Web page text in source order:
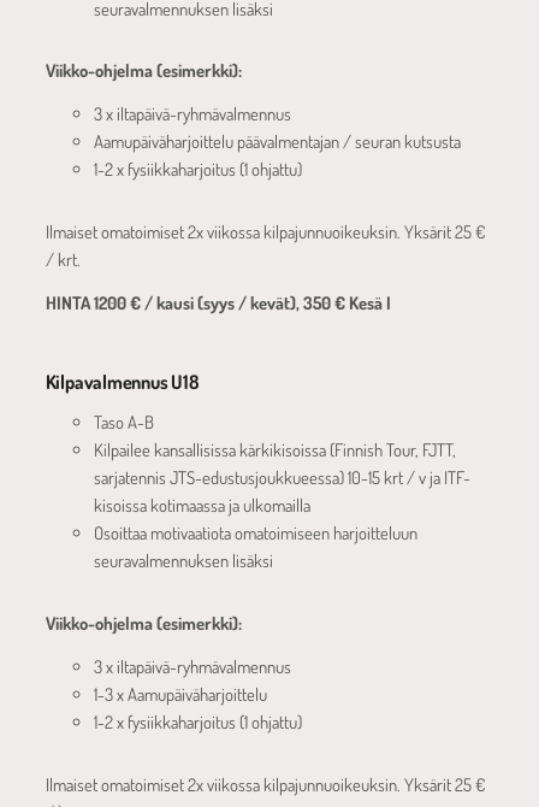
seuravalmennuksen lisäksi
Viikko-ohjelma (esimerkki):
3 x iltapäivä-ryhmävalmennus
Aamupäiväharjoittelu päävalmentajan / seuran kutsusta
1-2 x fysiikkaharjoitus (1 ohjattu)
Ilmaiset omatoimiset 2x viikossa kilpajunnuoikeuksin. Yksärit 25 €
/ krt.
HINTA 1200 € / kausi (syys / kevät), 350 € Kesä I
Kilpavalmennus U18
Taso A-B
Kilpailee kansallisissa kärkikisoissa (Finnish Tour, FJTT,
sarjatennis JTS-edustusjoukkueessa) 10-15 krt / v ja ITF-
kisoissa kotimaassa ja ulkomailla
Osoittaa motivaatiota omatoimiseen harjoitteluun
seuravalmennuksen lisäksi
Viikko-ohjelma (esimerkki):
3 x iltapäivä-ryhmävalmennus
1-3 x Aamupäiväharjoittelu
1-2 x fysiikkaharjoitus (1 ohjattu)
Ilmaiset omatoimiset 2x viikossa kilpajunnuoikeuksin. Yksärit 25 €